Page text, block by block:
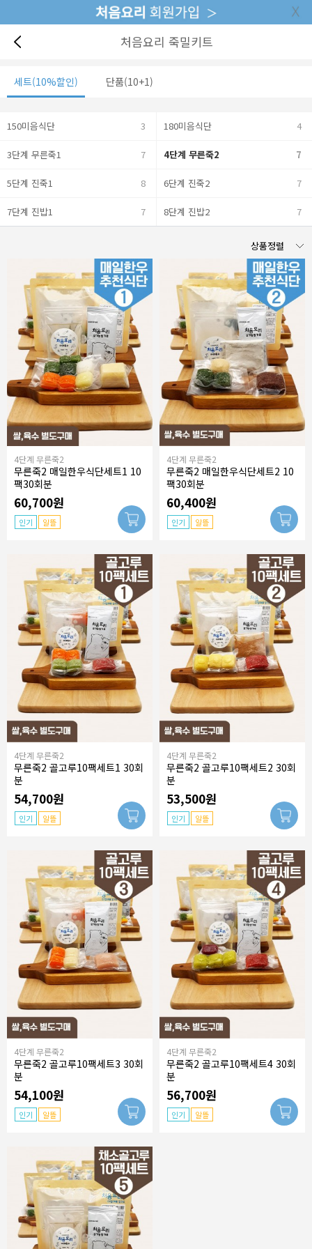
처음요리 죽밀키트
세트(10%할인) 단품(10+1)
150미음식단 3 180미음식단 4
3단계 무른죽1 7 4단계 무른죽2 7
5단계 진죽1 8 6단계 진죽2 7
7단계 진밥1 7 8단계 진밥2 7
상품정렬
4단계 무른죽2
무른죽2 매일한우식단세트1 10
팩30회분
60,700원
인기 알뜰
4단계 무른죽2
무른죽2 매일한우식단세트2 10
팩30회분
60,400원
인기 알뜰
4단계 무른죽2
무른죽2 골고루10팩세트1 30회
분
54,700원
인기 알뜰
4단계 무른죽2
무른죽2 골고루10팩세트2 30회
분
53,500원
인기 알뜰
4단계 무른죽2
무른죽2 골고루10팩세트3 30회
분
54,100원
인기 알뜰
4단계 무른죽2
무른죽2 골고루10팩세트4 30회
분
56,700원
인기 알뜰